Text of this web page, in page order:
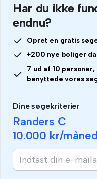
Har du ikke
endnu?
Opret en gratis
+200 nye boliger
7 ud af 10
benyttede vores
Dine søgekriterier
Randers C
10.000 kr/